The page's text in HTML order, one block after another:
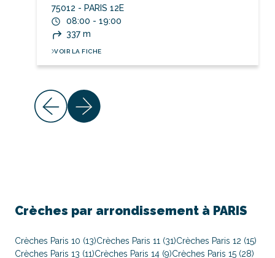
75012 - PARIS 12E
08:00 - 19:00
337 m
VOIR LA FICHE
Crèches par arrondissement à PARIS
Crèches Paris 10 (13)Crèches Paris 11 (31)Crèches Paris 12 (15)
Crèches Paris 13 (11)Crèches Paris 14 (9)Crèches Paris 15 (28)